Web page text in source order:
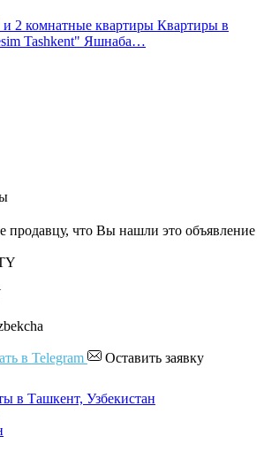
2 комнатные квартиры Квартиры в
Tashkent" Яшнаба…
продавцу, что Вы нашли это объявление
в Telegram Оставить заявку